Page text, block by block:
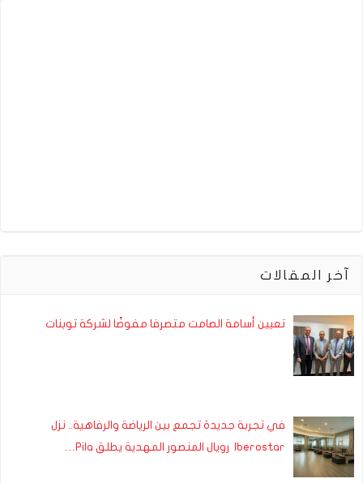
آخر المقالات
تعيين أسامة الصامت متصرفا مفوضًا لشركة توبنات
في تجربة جديدة تجمع بين الرياضة والرفاهية.. نزل
Iberostar رويال المنصور المهدية يطلق Pila…